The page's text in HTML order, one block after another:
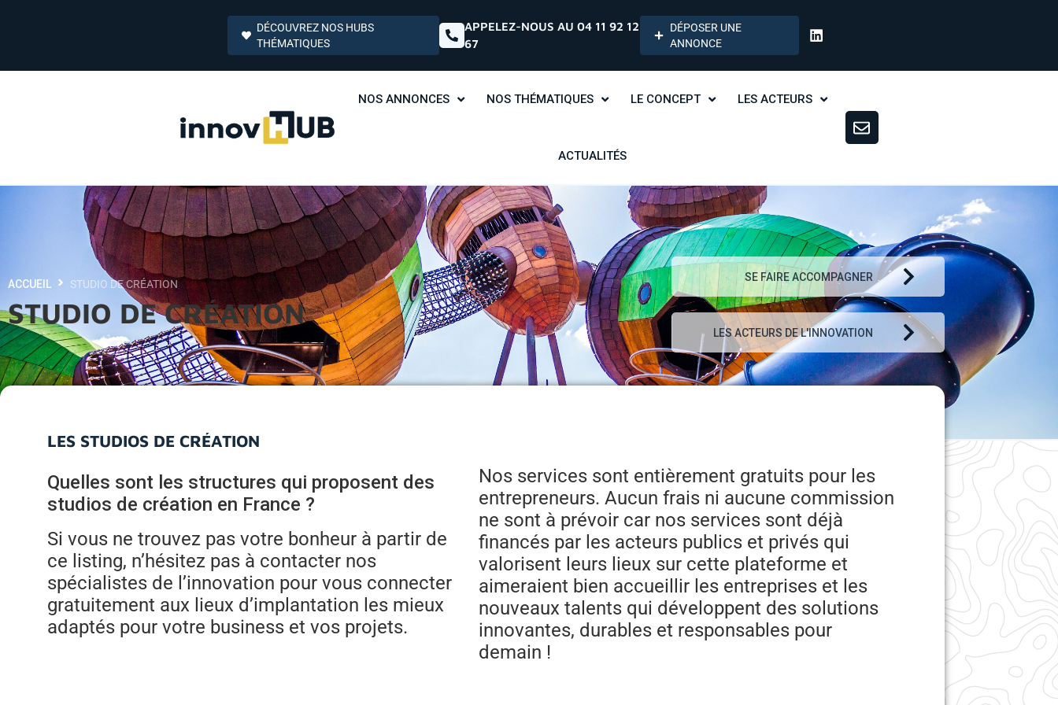
DÉCOUVREZ NOS HUBS
THÉMATIQUES
APPELEZ-NOUS AU 04 11 92 12
67
DÉPOSER UNE
ANNONCE
NOS ANNONCES NOS THÉMATIQUES LE CONCEPT LES ACTEURS
ACTUALITÉS
STUDIO DE CRÉATION
ACCUEIL STUDIO DE CRÉATION
SE FAIRE ACCOMPAGNER
LES ACTEURS DE L'INNOVATION
LES STUDIOS DE CRÉATION
Quelles sont les structures qui proposent des
studios de création en France ?
Si vous ne trouvez pas votre bonheur à partir de
ce listing, n’hésitez pas à contacter nos
spécialistes de l’innovation pour vous connecter
gratuitement aux lieux d’implantation les mieux
adaptés pour votre business et vos projets.
Nos services sont entièrement gratuits pour les
entrepreneurs. Aucun frais ni aucune commission
ne sont à prévoir car nos services sont déjà
financés par les acteurs publics et privés qui
valorisent leurs lieux sur cette plateforme et
aimeraient bien accueillir les entreprises et les
nouveaux talents qui développent des solutions
innovantes, durables et responsables pour
demain !